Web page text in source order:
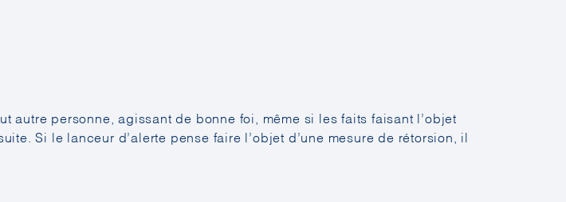
autre personne, agissant de bonne foi, même si les faits faisant l’objet
Si le lanceur d’alerte pense faire l’objet d’une mesure de rétorsion, il